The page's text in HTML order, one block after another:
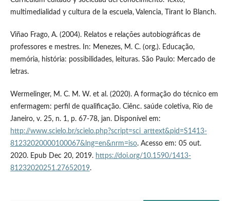
multimedialidad y cultura de la escuela, Valencia, Tirant lo Blanch.
Viñao Frago, A. (2004). Relatos e relações autobiográficas de
professores e mestres. In: Menezes, M. C. (org.). Educação,
memória, história: possibilidades, leituras. São Paulo: Mercado de
letras.
Wermelinger, M. C. M. W. et al. (2020). A formação do técnico em
enfermagem: perfil de qualificação. Ciênc. saúde coletiva, Rio de
Janeiro, v. 25, n. 1, p. 67-78, jan. Disponível em:
http://www.scielo.br/scielo.php?script=sci_arttext&pid=S1413-
81232020000100067&lng=en&nrm=iso. Acesso em: 05 out.
2020. Epub Dec 20, 2019. https://doi.org/10.1590/1413-
81232020251.27652019.